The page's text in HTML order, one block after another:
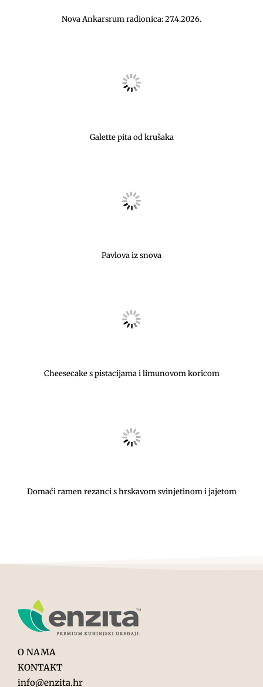
Nova Ankarsrum radionica: 27.4.2026.
Galette pita od krušaka
Pavlova iz snova
Cheesecake s pistacijama i limunovom koricom
Domaći ramen rezanci s hrskavom svinjetinom i jajetom
O NAMA
KONTAKT
info@enzita.hr